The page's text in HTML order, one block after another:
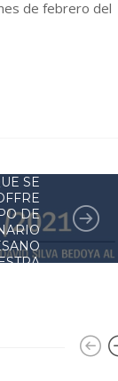
de febrero del
SE
DE